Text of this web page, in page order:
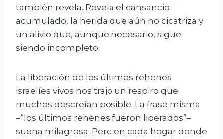
también revela. Revela el cansancio
acumulado, la herida que aún no cicatriza y
un alivio que, aunque necesario, sigue
siendo incompleto.
La liberación de los últimos rehenes
israelíes vivos nos trajo un respiro que
muchos descreían posible. La frase misma
–“los últimos rehenes fueron liberados”–
suena milagrosa. Pero en cada hogar donde